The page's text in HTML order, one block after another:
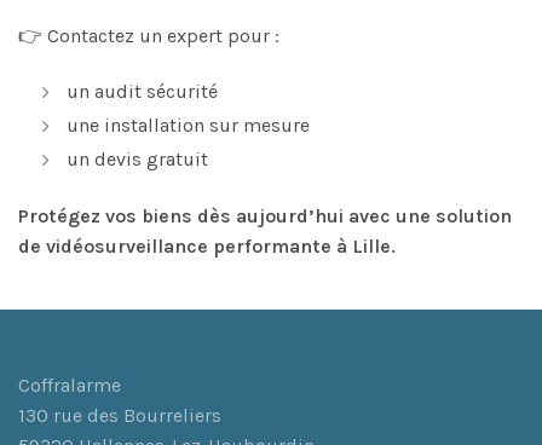
👉 Contactez un expert pour :
un audit sécurité
une installation sur mesure
un devis gratuit
Protégez vos biens dès aujourd’hui avec une solution
de vidéosurveillance performante à Lille.
Coffralarme
130 rue des Bourreliers